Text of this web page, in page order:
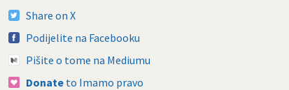
Share on X
Podijelite na Facebooku
Pišite o tome na Mediumu
Donate to Imamo pravo